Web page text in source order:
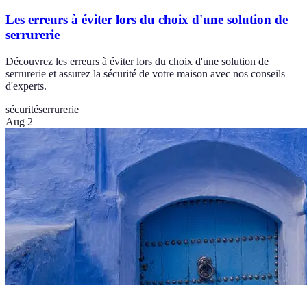
Les erreurs à éviter lors du choix d'une solution de
serrurerie
Découvrez les erreurs à éviter lors du choix d'une solution de
serrurerie et assurez la sécurité de votre maison avec nos conseils
d'experts.
sécuritéserrurerie
Aug 2